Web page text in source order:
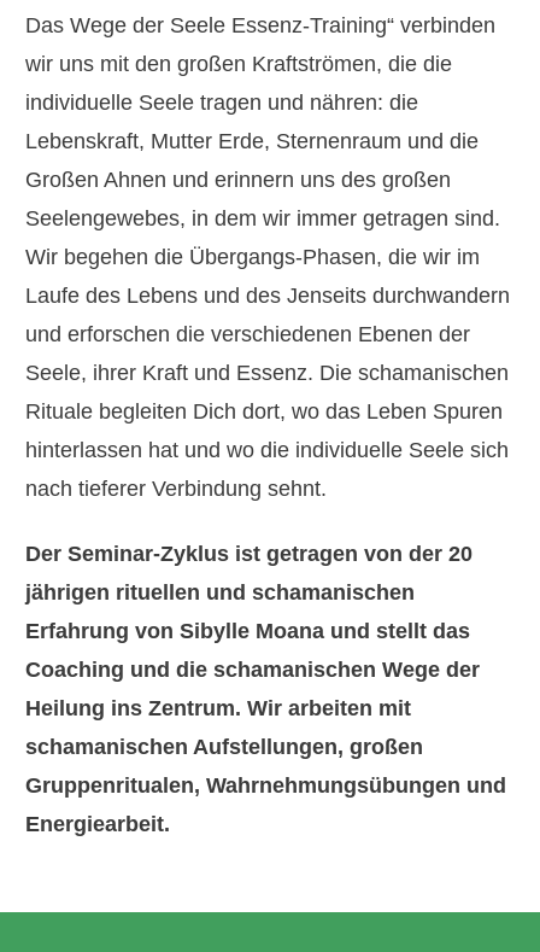
Das Wege der Seele Essenz-Training“ verbinden
wir uns mit den großen Kraftströmen, die die
individuelle Seele tragen und nähren: die
Lebenskraft, Mutter Erde, Sternenraum und die
Großen Ahnen und erinnern uns des großen
Seelengewebes, in dem wir immer getragen sind.
Wir begehen die Übergangs-Phasen, die wir im
Laufe des Lebens und des Jenseits durchwandern
und erforschen die verschiedenen Ebenen der
Seele, ihrer Kraft und Essenz. Die schamanischen
Rituale begleiten Dich dort, wo das Leben Spuren
hinterlassen hat und wo die individuelle Seele sich
nach tieferer Verbindung sehnt.
Der Seminar-Zyklus ist getragen von der 20
jährigen rituellen und schamanischen
Erfahrung von Sibylle Moana und stellt das
Coaching und die schamanischen Wege der
Heilung ins Zentrum. Wir arbeiten mit
schamanischen Aufstellungen, großen
Gruppenritualen, Wahrnehmungsübungen und
Energiearbeit.